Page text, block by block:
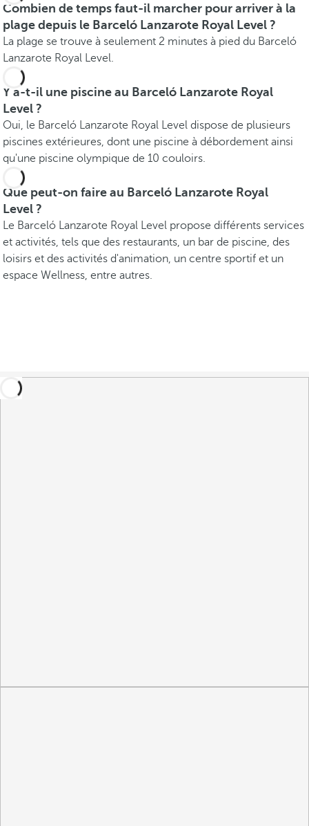
Combien de temps faut-il marcher pour arriver à la
plage depuis le Barceló Lanzarote Royal Level ?
La plage se trouve à seulement 2 minutes à pied du Barceló
Lanzarote Royal Level.
Y a-t-il une piscine au Barceló Lanzarote Royal
Level ?
Oui, le Barceló Lanzarote Royal Level dispose de plusieurs
piscines extérieures, dont une piscine à débordement ainsi
qu'une piscine olympique de 10 couloirs.
Que peut-on faire au Barceló Lanzarote Royal
Level ?
Le Barceló Lanzarote Royal Level propose différents services
et activités, tels que des restaurants, un bar de piscine, des
loisirs et des activités d'animation, un centre sportif et un
espace Wellness, entre autres.